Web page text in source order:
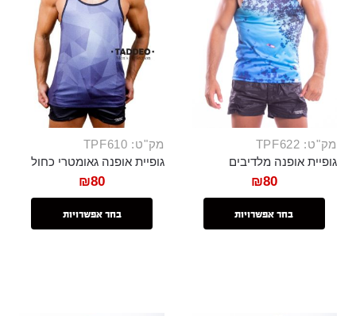
מק"ט: TPF622
גופיית אופנה מלדיבים
₪80
בחר אפשרויות
מק"ט: TPF610
גופיית אופנה גאומטרי כחול
₪80
בחר אפשרויות